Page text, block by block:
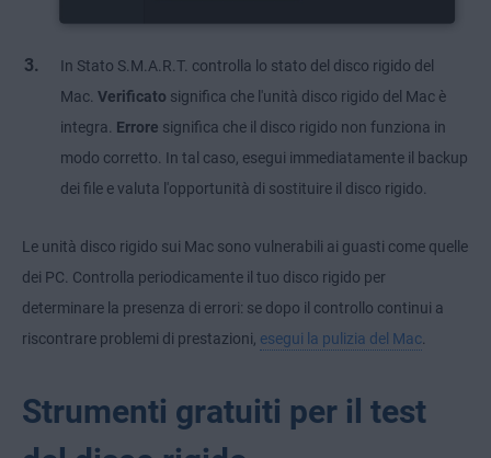
In Stato S.M.A.R.T. controlla lo stato del disco rigido del
Mac. Verificato significa che l'unità disco rigido del Mac è
integra. Errore significa che il disco rigido non funziona in
modo corretto. In tal caso, esegui immediatamente il backup
dei file e valuta l'opportunità di sostituire il disco rigido.
Le unità disco rigido sui Mac sono vulnerabili ai guasti come quelle
dei PC. Controlla periodicamente il tuo disco rigido per
determinare la presenza di errori: se dopo il controllo continui a
riscontrare problemi di prestazioni, esegui la pulizia del Mac
Strumenti gratuiti per il test